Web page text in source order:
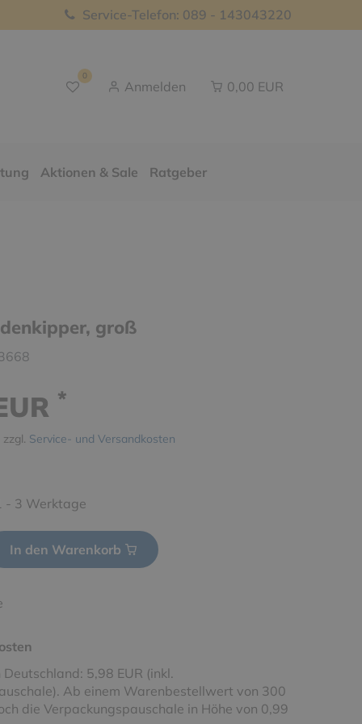
Service-Telefon: 089 - 143043220
0
Anmelden 0,00 EUR
Aktionen & Sale Ratgeber
groß
*
Service- und Versandkosten
- 3 Werktage
In den Warenkorb
5,98 EUR (inkl.
Ab einem Warenbestellwert von 300
die Verpackungspauschale in Höhe von 0,99